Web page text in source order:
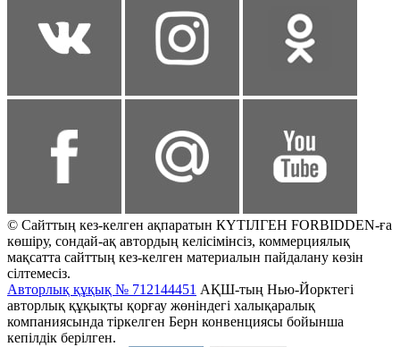
© Сайттың кез-келген ақпаратын КҮТІЛГЕН FORBIDDEN-ға
көшіру, сондай-ақ автордың келісімінсіз, коммерциялық
мақсатта сайттың кез-келген материалын пайдалану көзін
сілтемесіз.
Авторлық құқық № 712144451 АҚШ-тың Нью-Йорктегі
авторлық құқықты қорғау жөніндегі халықаралық
компаниясында тіркелген Берн конвенциясы бойынша
кепілдік берілген.